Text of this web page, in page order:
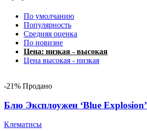
По умолчанию
Популярность
Средняя оценка
По новизне
Цена: низкая - высокая
Цена высокая - низкая
-21% Продано
Блю Эксплоужен ‘Blue Explosion’
Клематисы